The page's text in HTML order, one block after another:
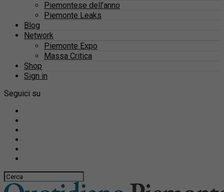
Piemontese dell’anno
Piemonte Leaks
Blog
Network
Piemonte Expo
Massa Critica
Shop
Sign in
Seguici su